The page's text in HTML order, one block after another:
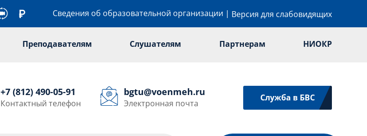
Сведения об образовательной организации | Версия для слабовидящих
Преподавателям Слушателям Партнерам НИОКР
+7 (812) 490-05-91
Контактный телефон
bgtu@voenmeh.ru
Электронная почта
Служба в БВС